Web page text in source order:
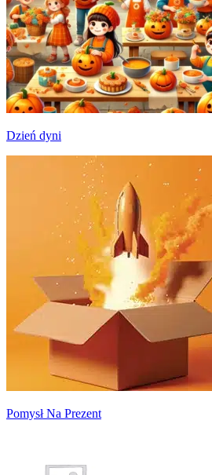
Dzień dyni
Pomysł Na Prezent